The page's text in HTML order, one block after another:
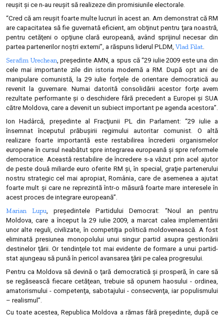
reuşit şi ce n-au reuşit să realizeze din promisiunile electorale.
“Cred că am reuşit foarte multe lucruri în acest an. Am demonstrat că RM
are capacitatea să fie guvernată eficient, am obţinut pentru ţara noastră,
pentru cetăţeni o opţiune clară europeană, având sprijinul necesar din
partea partenerilor noştri externi”, a răspuns liderul PLDM, Vlad Filat.
Serafim Urechean, preşedinte AMN, a spus că “29 iulie 2009 este una din
cele mai importante zile din istoria modernă a RM. După opt ani de
manipulare comunistă, la 29 iulie forţele de orientare democratică au
revenit la guvernare. Numai datorită consolidării acestor forţe avem
rezultate performante şi o deschidere fără precedent a Europei şi SUA
către Moldova, care a devenit un subiect important pe agenda acestora”.
Ion Hadârcă, preşedinte al Fracţiunii PL din Parlament: “29 iulie a
însemnat începutul prăbuşirii regimului autoritar comunist. O altă
realizare foarte importantă este restabilirea încrederii organismelor
europene în cursul neabătut spre integrarea europeană şi spre reformele
democratice. Această restabilire de încredere s-a văzut prin acel ajutor
de peste două miliarde euro oferite RM şi, în special, graţie partenerului
nostru strategic cel mai apropiat, România, care de asemenea a ajutat
foarte mult şi care ne reprezintă într-o măsură foarte mare interesele în
acest proces de integrare europeană”.
Marian Lupu, preşedintele Partidului Democrat: “Noul an pentru
Moldova, care a început la 29 iulie 2009, a marcat calea implementării
unor alte reguli, civilizate, în competiţia politică moldovenească. A fost
eliminată presiunea monopolului unui singur partid asupra gestionării
destinelor ţării. Or tendinţele tot mai evidente de formare a unui partid-
stat ajungeau să pună în pericol avansarea ţării pe calea progresului.
Pentru ca Moldova să devină o ţară democratică şi prosperă, în care să
se regăsească fiecare cetăţean, trebuie să opunem haosului - ordinea,
amatorismului - competenţa, sabotajului - consecvenţa, iar populismului
– realismul”.
Cu toate acestea, Republica Moldova a rămas fără preşedinte, după ce